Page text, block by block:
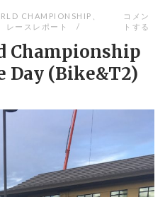
CHAMPIONSHIP
レースレポート
コメン
トする
Championship
Day (Bike&T2)